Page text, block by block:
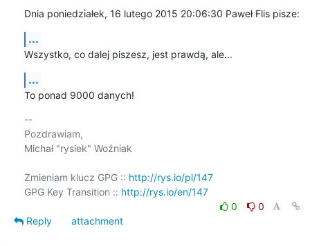
Dnia poniedziałek, 16 lutego 2015 20:06:30 Paweł Flis pisze:
...
Wszystko, co dalej piszesz, jest prawdą, ale...
...
To ponad 9000 danych!
--
Pozdrawiam,
Michał "rysiek" Woźniak
Zmieniam klucz GPG :: http://rys.io/pl/147
GPG Key Transition :: http://rys.io/en/147
0
0
Reply
attachment